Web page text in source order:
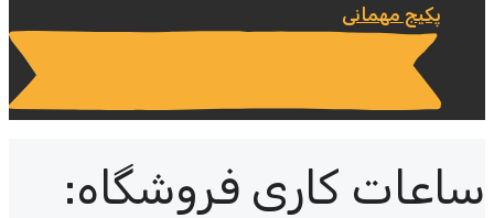
پکیج مهمانی
ساعات کاری فروشگاه: